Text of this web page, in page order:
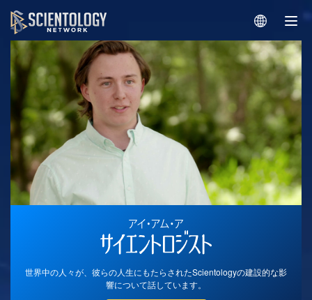
世界中の人々が、彼らの人生にもたらされたScientologyの建設的な影
響について話しています。